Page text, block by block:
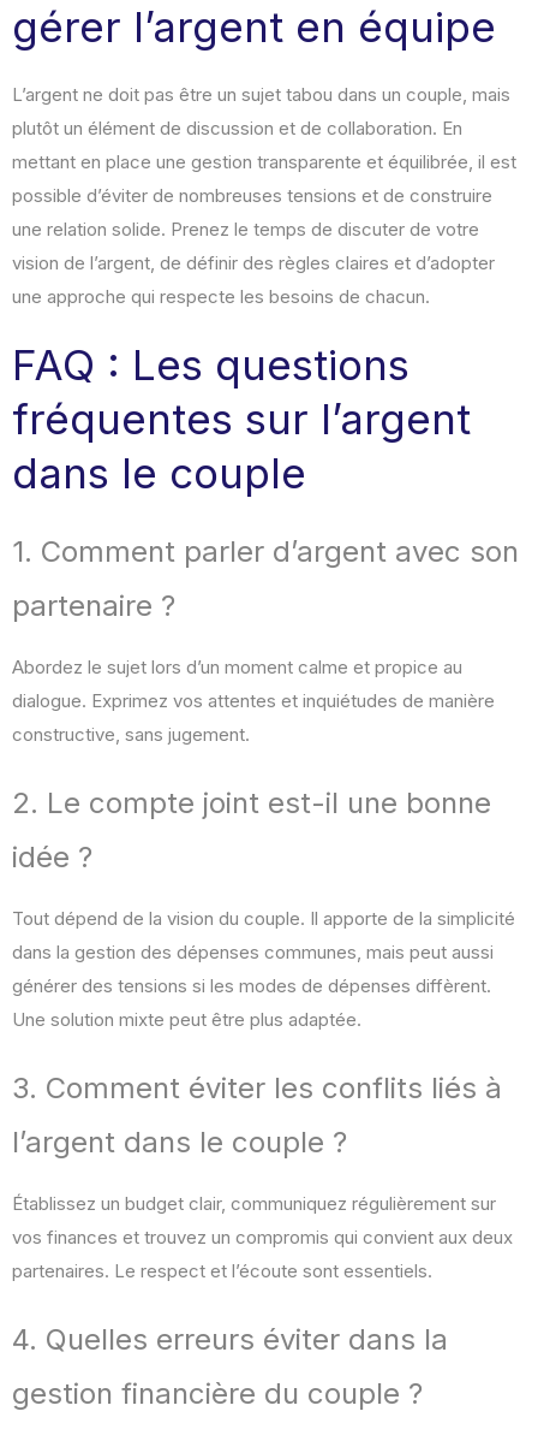
gérer l’argent en équipe
L’argent ne doit pas être un sujet tabou dans un couple, mais
plutôt un élément de discussion et de collaboration. En
mettant en place une gestion transparente et équilibrée, il est
possible d’éviter de nombreuses tensions et de construire
une relation solide. Prenez le temps de discuter de votre
vision de l’argent, de définir des règles claires et d’adopter
une approche qui respecte les besoins de chacun.
FAQ : Les questions
fréquentes sur l’argent
dans le couple
1. Comment parler d’argent avec son
partenaire ?
Abordez le sujet lors d’un moment calme et propice au
dialogue. Exprimez vos attentes et inquiétudes de manière
constructive, sans jugement.
2. Le compte joint est-il une bonne
idée ?
Tout dépend de la vision du couple. Il apporte de la simplicité
dans la gestion des dépenses communes, mais peut aussi
générer des tensions si les modes de dépenses diffèrent.
Une solution mixte peut être plus adaptée.
3. Comment éviter les conflits liés à
l’argent dans le couple ?
Établissez un budget clair, communiquez régulièrement sur
vos finances et trouvez un compromis qui convient aux deux
partenaires. Le respect et l’écoute sont essentiels.
4. Quelles erreurs éviter dans la
gestion financière du couple ?